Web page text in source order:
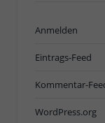
Anmelden
Eintrags-Feed
Kommentar-
WordPress.org